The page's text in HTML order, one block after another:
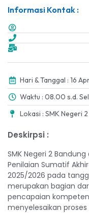
Informasi Kontak :
Hari & Tanggal : 16
Waktu : 08.00 s.d.
Lokasi : SMK Negeri
Deskirpsi :
SMK Negeri 2
Penilaian Sumatif
2025/2026 pada
merupakan bagian
pencapaian
menyelesaikan